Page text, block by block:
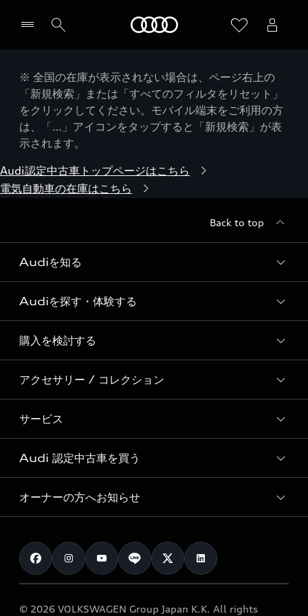
※ 全国の在庫が表示されない場合は、ページ右上の
「新規検索」または「すべてのフィルタをリセット」
をクリックしてください。モバイル端末をご利用の方
は、「…」アイコンをタップすると「新規検索」が表
示されます。
Audi認定中古車トップページはこちら
電気自動車の在庫はこちら
Back to top
Audiを知る
Audi ブランド
Story of Progress
Audi Sport
Formula 1®
デジタルサービス
Audiを探す・体験する
ディーラー検索
新車在庫検索
試乗車・展示車検索
見積り依頼
試乗予約
購入を検討する
モデル一覧
特別仕様モデル / 限定モデル
e-tronラインアップ
価格シミュレーション
車両比較
カタログ一覧
アクセサリー / コレクション
純正アクセサリー
オンラインショップ
Audi collection
アウディナビアプリ
サービス
サービス入庫予約
サービスプログラム
メンテナンス
車検 / 定期点検
e-tronアフターサポート
Audi 認定中古車を買う
Audi認定中古車
クオリティ
保証
メンテナンス
オーナーの方へお知らせ
お知らせ
オーナー様向けキャンペーン
© 2026 VOLKSWAGEN Group Japan K.K. All rights